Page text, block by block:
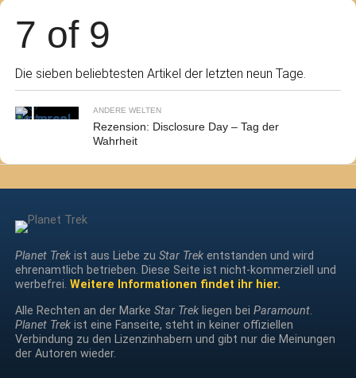
7 of 9
Die sieben beliebtesten Artikel der letzten neun Tage.
ANDERE WELTEN
Rezension: Disclosure Day – Tag der
Wahrheit
Planet Trekist aus Liebe zu Star Trekentstanden und wird
ehrenamtlich betrieben. Diese Seite ist nicht-kommerziell und
werbefrei. Weitere Informationen findet ihr hier.
Alle Rechten an der Marke Star Trekliegen bei Paramount.
Planet Trekist eine Fanseite, steht in keiner offiziellen
Verbindung zu den Lizenzinhabern und gibt nur die Meinungen
der Autoren wieder.